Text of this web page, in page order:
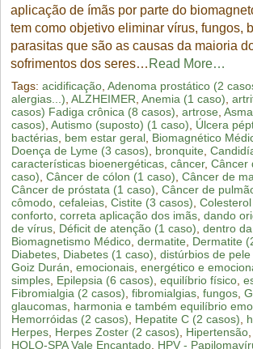
aplicação de ímãs por parte do
tem como objetivo eliminar vírus, fungos,
parasitas que são as causas da maioria
sofrimentos dos seres… Read More…
Tags: acidificação, Adenoma prostático (2
alergias...), ALZHEIMER, Anemia (1 caso),
casos) Fadiga crônica (8 casos), artrose, Asma
casos), Autismo (suposto) (1 caso), Úlcera
bactérias, bem estar geral, Biomagnético
Doença de Lyme (3 casos), bronquite,
características bioenergéticas, câncer, Câncer
caso), Câncer de cólon (1 caso), Câncer de
Câncer de próstata (1 caso), Câncer de
cômodo, cefaleias, Cistite (3 casos),
conforto, correta aplicação dos imãs, dando
de vírus, Déficit de atenção (1 caso), dentro
Biomagnetismo Médico, dermatite, Dermatite
Diabetes, Diabetes (1 caso), distúrbios de pele
Goiz Durán, emocionais, energético e
simples, Epilepsia (6 casos), equilíbrio físico,
Fibromialgia (2 casos), fibromialgias, fungos,
glaucomas, harmonia e também equilíbrio
Hemorróidas (2 casos), Hepatite C (2 casos),
Herpes, Herpes Zoster (2 casos), Hipertensão,
HOLO-SPA Vale Encantado, HPV -